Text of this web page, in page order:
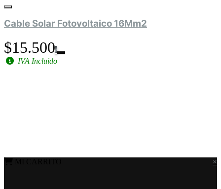
Cable Solar Fotovoltaico 16Mm2
$15.500
IVA Incluido
×